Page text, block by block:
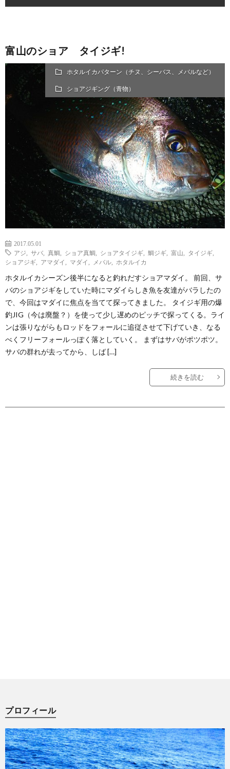
富山のショア タイジギ!
ホタルイカパターン（チヌ、シーバス、メバルなど）
ショアジギング（青物）
2017.05.01
アジ
サバ 真鯛 ショア真鯛 ショアタイジギ 鯛ジギ 富山 タイジギ
ショアジギ
アマダイ マダイ メバル ホタルイカ
ホタルイカシーズン後半になると釣れだすショアマダイ。 前回、サ
バのショアジギをしていた時にマダイらしき魚を友達がバラしたの
で、今回はマダイに焦点を当てて探ってきました。 タイジギ用の爆
釣JIG（今は廃盤？）を使って少し遅めのピッチで探ってくる。ライ
ンは張りながらもロッドをフォールに追従させて下げていき、なる
べくフリーフォールっぽく落としていく。 まずはサバがポツポツ。
サバの群れが去ってから、しば […]
続きを読む
プロフィール